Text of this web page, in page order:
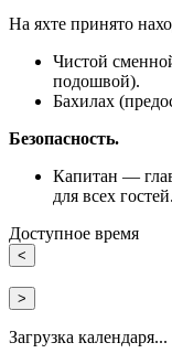
На яхте принято
Чистой
подошвой).
Бахилах
Безопасность.
Капитан —
для всех гостей.
Доступное время
<
>
Загрузка календаря...